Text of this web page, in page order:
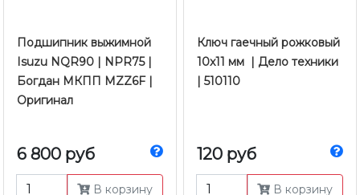
Подшипник выжимной
Isuzu NQR90 | NPR75 |
Богдан МКПП MZZ6F |
Оригинал
6 800 руб
В корзину
Ключ гаечный рожковый
10x11 мм | Дело техники
| 510110
120 руб
В корзину